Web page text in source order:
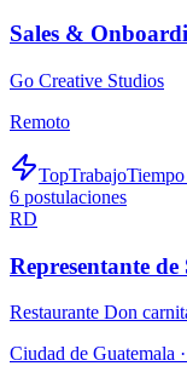
Sales &
Go Creative Studios
Remoto
TopTrabajo
6 postulaciones
RD
Representante
Restaurante Don
Ciudad de Guatemala ·